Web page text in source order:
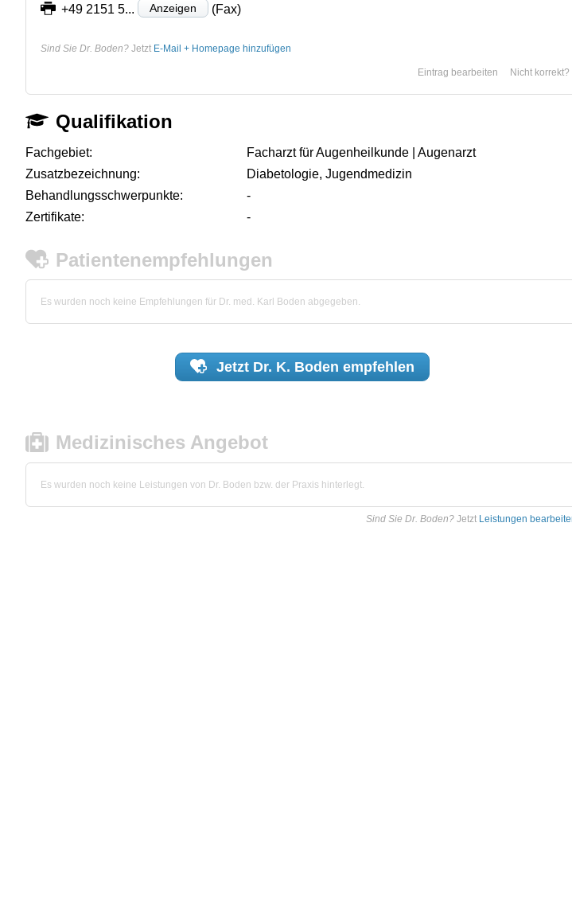
+49 2151 5... Anzeigen (Fax)
Sind Sie Dr. Boden? Jetzt E-Mail + Homepage hinzufügen
Nicht korrekt?
Eintrag bearbeiten
Qualifikation
Fachgebiet:
Facharzt für Augenheilkunde | Augenarzt
Zusatzbezeichnung:
Diabetologie, Jugendmedizin
Behandlungsschwerpunkte:
-
Zertifikate:
-
Patientenempfehlungen
Es wurden noch keine Empfehlungen für Dr. med. Karl Boden abgegeben.
Jetzt Dr. K. Boden empfehlen
Medizinisches Angebot
Es wurden noch keine Leistungen von Dr. Boden bzw. der Praxis hinterlegt.
Sind Sie Dr. Boden? Jetzt Leistungen